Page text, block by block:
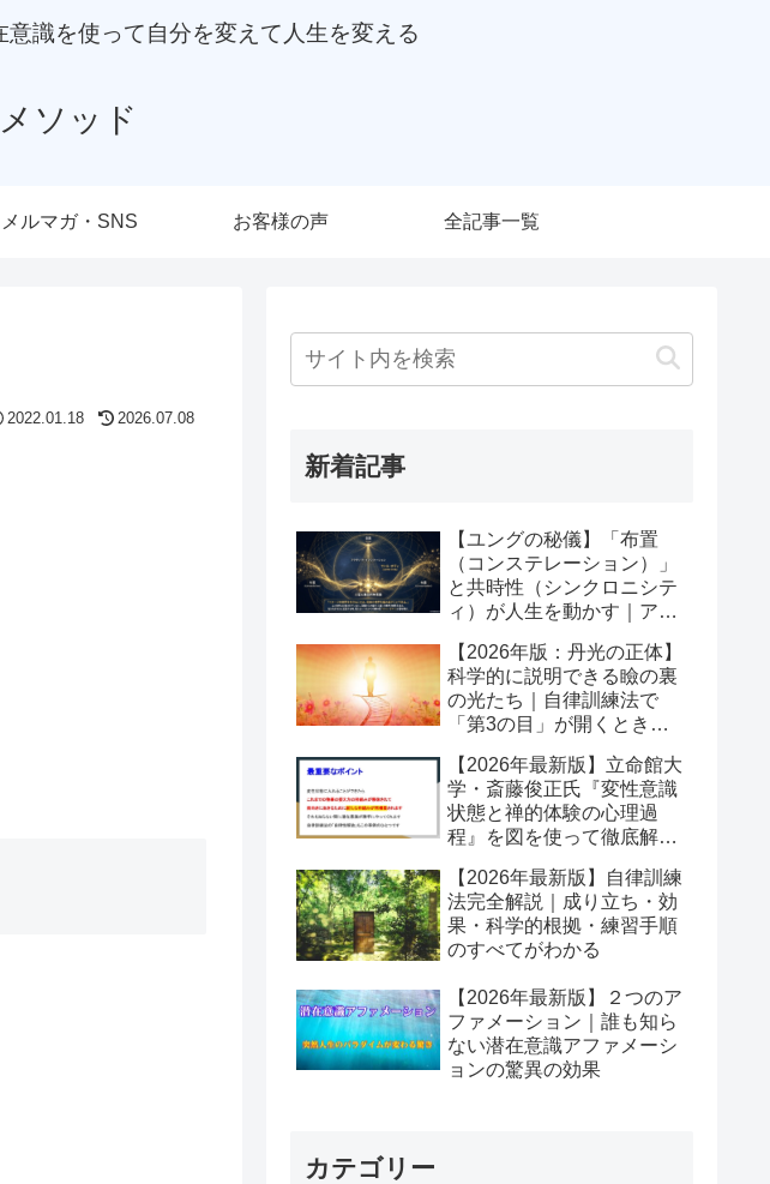
識を使って自分を変えて人生を変える
ソッド
メルマガ・SNS お客様の声 全記事一覧
2022.01.18 2026.07.08
新着記事
【ユングの秘儀】「布置
（コンステレーション）」
と共時性（シンクロニシテ
ィ）が人生を動かす｜アク
舞台
【2026年版：丹光の正体】
科学的に説明できる瞼の裏
の光たち｜自律訓練法で
「第3の目」が開くとき潜
【2026年最新版】立命館大
学・斎藤俊正氏『変性意識
状態と禅的体験の心理過
程』を図を使って徹底解説
変容を起こすのか？
【2026年最新版】自律訓練
法完全解説｜成り立ち・効
果・科学的根拠・練習手順
のすべてがわかる
【2026年最新版】２つのア
ファメーション｜誰も知ら
ない潜在意識アファメーシ
ョンの驚異の効果
カテゴリー